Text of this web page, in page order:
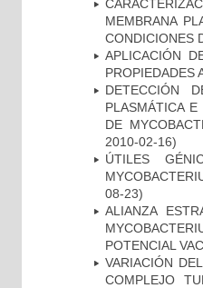
MEMBRANA
CONDICIONES
APLICACIÓN
PROPIEDADES
DETECCIÓN
PLASMÁTICA
DE
2010-02-16)
ÚTILES
08-23)
ALIANZA
POTENCIAL
VARIACIÓN
COMPLEJO